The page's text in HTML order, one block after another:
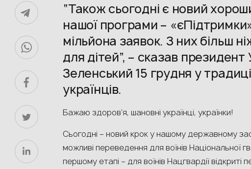
“Також сьогодні є новий
нашої програми –
мільйона заявок. З них більш
для дітей”, – сказав
Зеленський 15 грудня у
українців.
Бажаю здоров’я, шановні українці, українки!
Сьогодні – новий крок у нашому державному
можливі переведення для воїнів Національної
першому етапі – для воїнів Нацгвардії відкриті